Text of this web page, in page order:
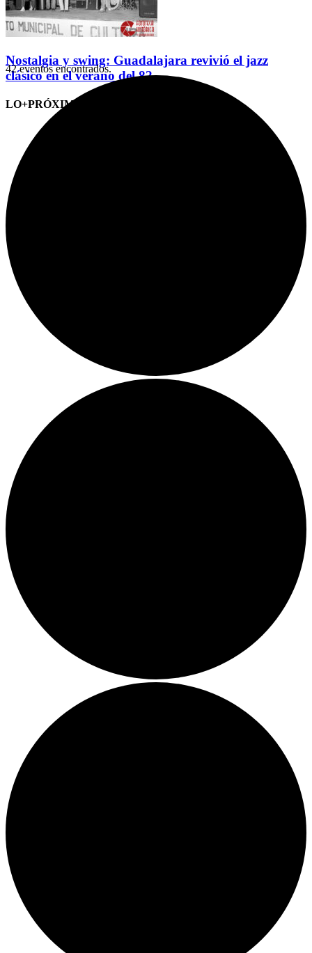
Nostalgia y swing: Guadalajara revivió el jazz
clásico en el verano del 82
LO+PRÓXIMO (CITAS)
42 eventos encontrados.